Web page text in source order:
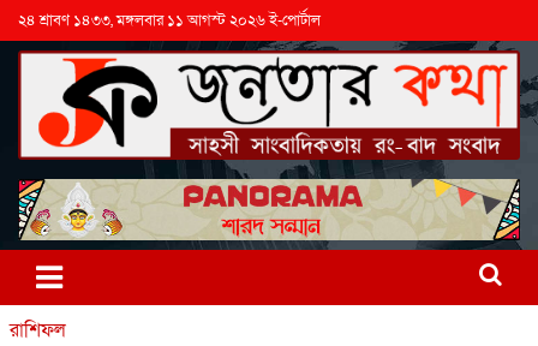
২৪ শ্রাবণ ১৪৩৩, মঙ্গলবার ১১ আগস্ট ২০২৬ ই-পোর্টাল
রাশিফল